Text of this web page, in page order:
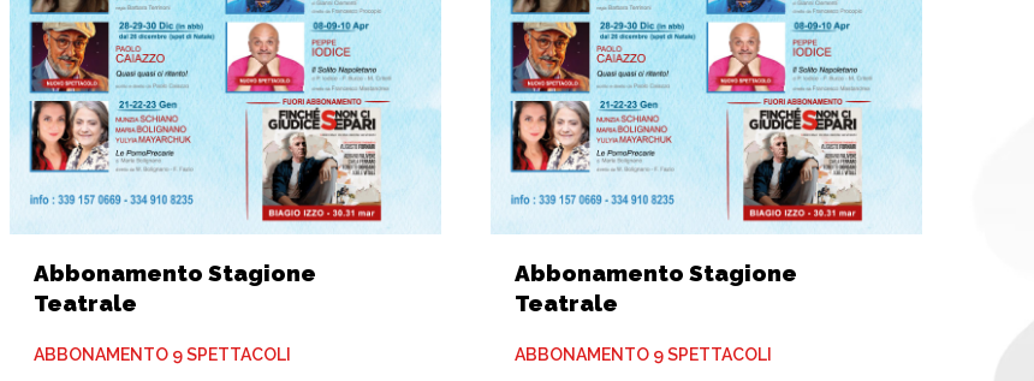
Abbonamento Stagione
Teatrale
ABBONAMENTO 9 SPETTACOLI
Abbonamento Stagione
Teatrale
ABBONAMENTO 9 SPETTACOLI